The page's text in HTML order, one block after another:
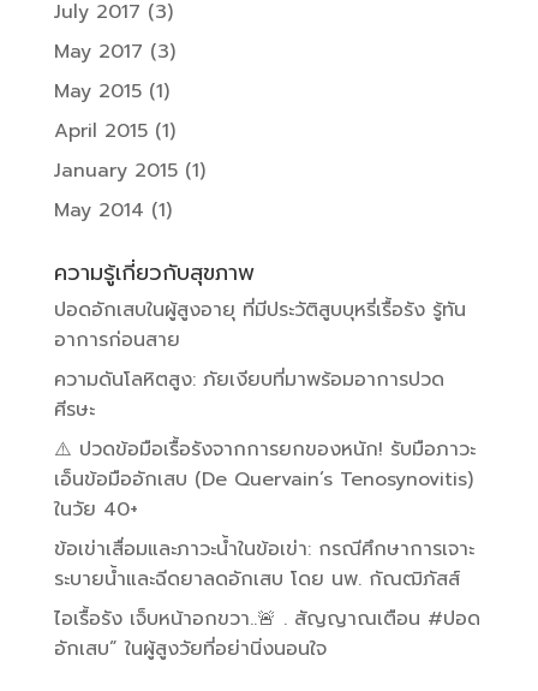
July 2017 (3)
May 2017 (3)
May 2015(1)
April 2015(1)
January 2015(1)
May 2014 (1)
ความรู้เกี่ยวกับสุขภาพ
ปอดอักเสบในผู้สูงอายุ ที่มีประวัติสูบบุหรี่เรื้อรัง รู้ทัน
อาการก่อนสาย
ความดันโลหิตสูง: ภัยเงียบที่มาพร้อมอาการปวด
ศีรษะ
⚠️ ปวดข้อมือเรื้อรังจากการยกของหนัก! รับมือภาวะ
เอ็นข้อมืออักเสบ (De Quervain’s Tenosynovitis)
ในวัย 40+
ข้อเข่าเสื่อมและภาวะน้ำในข้อเข่า: กรณีศึกษาการเจาะ
ระบายน้ำและฉีดยาลดอักเสบ โดย นพ. กัณฒิภัสส์
ไอเรื้อรัง เจ็บหน้าอกขวา..🚨 . สัญญาณเตือน #ปอด
อักเสบ” ในผู้สูงวัยที่อย่านิ่งนอนใจ